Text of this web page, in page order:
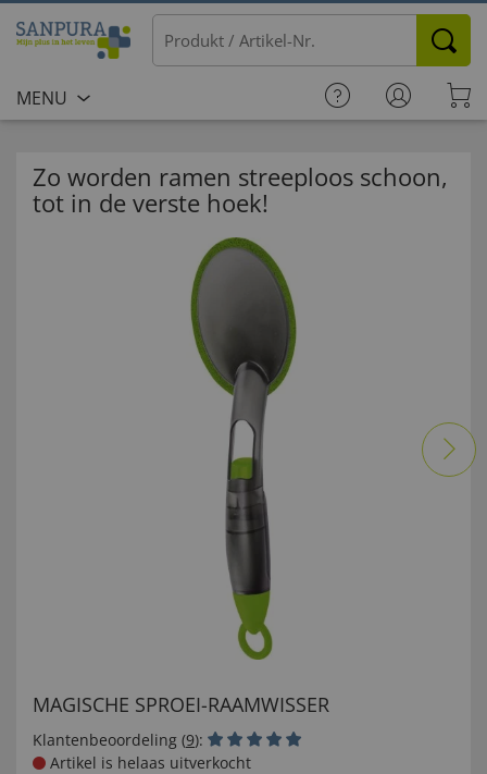
MENU
Zo worden ramen streeploos schoon,
tot in de verste hoek!
MAGISCHE SPROEI-RAAMWISSER
Klantenbeoordeling (9):
Artikel is helaas uitverkocht